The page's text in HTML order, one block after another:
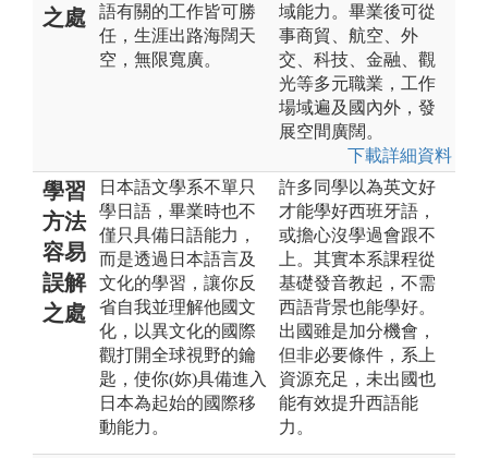
之處
語有關的工作皆可勝
任，生涯出路海闊天
空，無限寬廣。
域能力。畢業後可從
事商貿、航空、外
交、科技、金融、觀
光等多元職業，工作
場域遍及國內外，發
展空間廣闊。
下載詳細資料
學習
方法
容易
誤解
之處
日本語文學系不單只
學日語，畢業時也不
僅只具備日語能力，
而是透過日本語言及
文化的學習，讓你反
省自我並理解他國文
化，以異文化的國際
觀打開全球視野的鑰
匙，使你(妳)具備進入
日本為起始的國際移
動能力。
許多同學以為英文好
才能學好西班牙語，
或擔心沒學過會跟不
上。其實本系課程從
基礎發音教起，不需
西語背景也能學好。
出國雖是加分機會，
但非必要條件，系上
資源充足，未出國也
能有效提升西語能
力。